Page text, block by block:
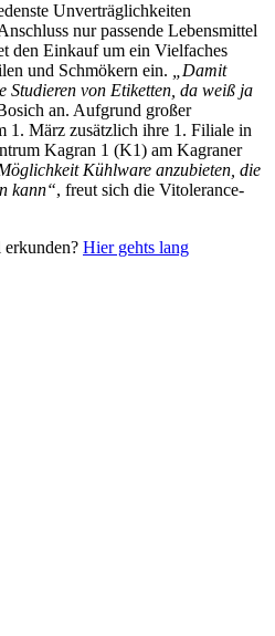
Unverträglichkeiten
nur passende Lebensmittel
den Einkauf um ein Vielfaches
und Schmökern ein.
„Damit
Studieren von Etiketten, da weiß ja
an. Aufgrund großer
1. März zusätzlich ihre 1. Filiale in
Kagran 1 (K1) am Kagraner
Kühlware anzubieten, die
kann“, freut sich die Vitolerance-
erkunden? Hier gehts lang